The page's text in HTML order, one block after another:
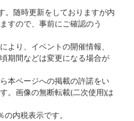
。随時更新をしておりますが内
すので、事前にご確認のう
り、イベントの開催情報、
期間などは変更になる場合が
本ページへの掲載の許諾をい
。画像の無断転載(二次使用)は
内税表示です。